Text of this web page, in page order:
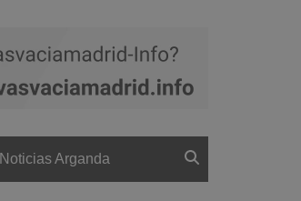
Noticias Arganda